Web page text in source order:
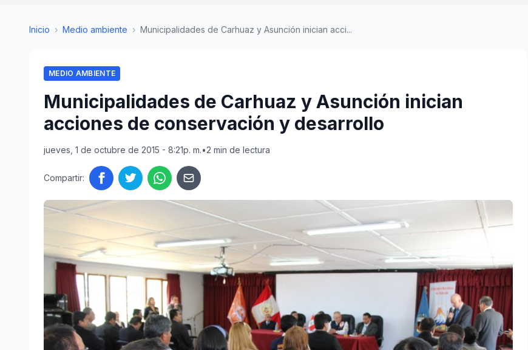
Inicio › Medio ambiente › Municipalidades de Carhuaz y Asunción inician acci...
MEDIO AMBIENTE
Municipalidades de Carhuaz y Asunción inician
acciones de conservación y desarrollo
jueves, 1 de octubre de 2015 - 8:21p. m.•2 min de lectura
Compartir: